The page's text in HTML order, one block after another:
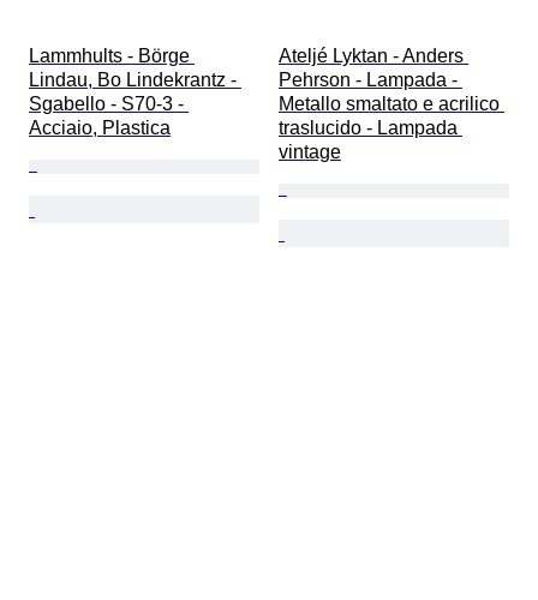
Lammhults - Börge
Lindau, Bo Lindekrantz -
Sgabello - S70-3 -
Acciaio, Plastica
Ateljé Lyktan - Anders
Pehrson - Lampada -
Metallo smaltato e acrilico
traslucido - Lampada
vintage